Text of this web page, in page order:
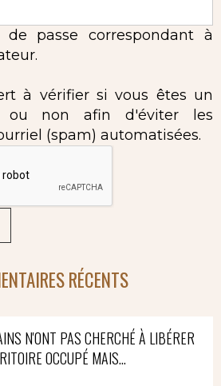
passe correspondant à
à vérifier si vous êtes un
ou non afin d'éviter les
(spam) automatisées.
RÉCENTS
N'ONT PAS CHERCHÉ À LIBÉRER
OCCUPÉ MAIS...